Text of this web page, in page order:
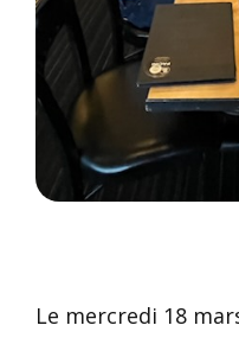
Le mercredi 18